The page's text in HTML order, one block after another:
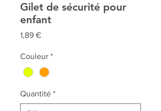
Gilet de sécurité pour
enfant
1,89 €Prix
Couleur *
Quantité *